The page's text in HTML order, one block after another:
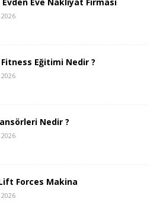
2026
Eğitimi Nedir ?
2026
Nedir ?
2026
Forces Makina
2026